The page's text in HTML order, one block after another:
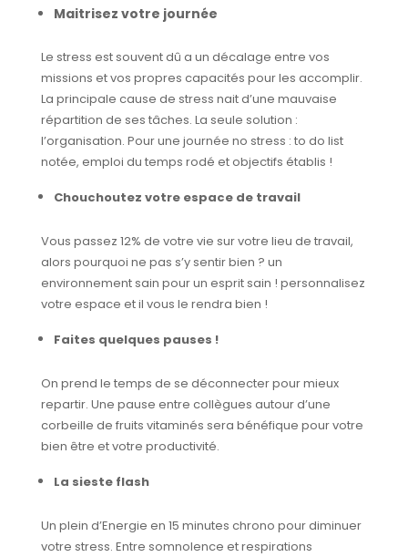
Maitrisez votre journée
Le stress est souvent dû a un décalage entre vos
missions et vos propres capacités pour les accomplir.
La principale cause de stress nait d’une mauvaise
répartition de ses tâches. La seule solution :
l’organisation. Pour une journée no stress : to do list
notée, emploi du temps rodé et objectifs établis !
Chouchoutez votre espace de travail
Vous passez 12% de votre vie sur votre lieu de travail,
alors pourquoi ne pas s’y sentir bien ? un
environnement sain pour un esprit sain ! personnalisez
votre espace et il vous le rendra bien !
Faites quelques pauses !
On prend le temps de se déconnecter pour mieux
repartir. Une pause entre collègues autour d’une
corbeille de fruits vitaminés sera bénéfique pour votre
bien être et votre productivité.
La sieste flash
Un plein d’Energie en 15 minutes chrono pour diminuer
votre stress. Entre somnolence et respirations